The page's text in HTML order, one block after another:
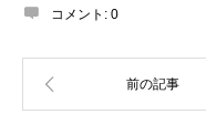
コメント: 0